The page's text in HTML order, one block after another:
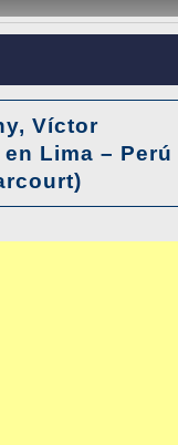
Víctor
Lima – Perú